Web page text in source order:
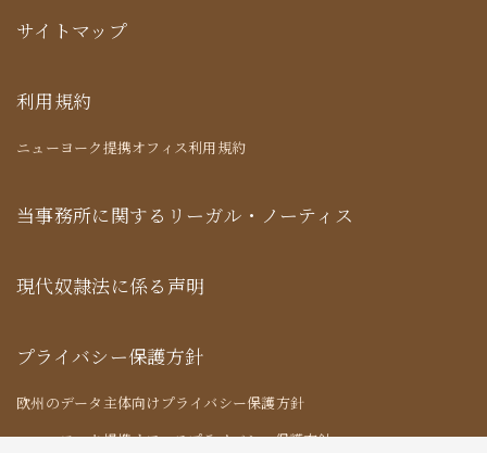
サイトマップ
利用規約
ニューヨーク提携オフィス利用規約
当事務所に関するリーガル・ノーティス
現代奴隷法に係る声明
プライバシー保護方針
欧州のデータ主体向けプライバシー保護方針
ニューヨーク提携オフィスプライバシー保護方針